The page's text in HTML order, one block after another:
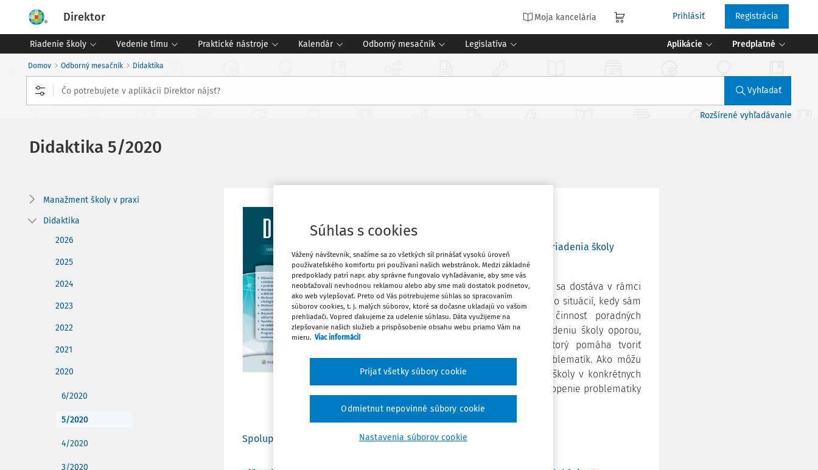
Direktor Moja kancelária Prihlásiť Registrácia
Riadenie školy Vedenie tímu Praktické nástroje Kalendár Odborný mesačník Legislatíva Aplikácie Predplatné
Domov Odborný mesačník Didaktika
Vyhľadať
Rozšírené vyhľadávanie
Didaktika 5/2020
Manažment školy v praxi
Didaktika
2026
2025
2024
2023
2022
2021
2020
6/2020
5/2020
4/2020
3/2020
Téma mesiaca
Boj proti šikane ako súčasť metodického riadenia školy
Mgr. Peter Lengyel PhD.
Každý riaditeľ školy, školského zariadenia sa dostáva v rámci
svojich riadiacich a rozhodovacích úloh do situácií, kedy sám
nestačí na nejaký problém. Kvalitná činnosť poradných
metodických orgánov školy môže byť vedeniu školy oporou,
ale aj určitým odborným nástrojom, ktorý pomáha tvoriť
ucelenú sústavu riešení jednotlivých problematík. Ako môžu
poradné orgány školy pomáhať vedeniu školy v konkrétnych
situáciách? Pozrime sa na metodické uchopenie problematiky
šikanovania.
Spolupracujme, kolegovia!
Súhlas s cookies
Vážený návštevník, snažíme sa zo všetkých síl prinášať vysokú úroveň
používateľského komfortu pri používaní našich webstránok. Medzi základné
predpoklady patrí napr. aby správne fungovalo vyhľadávanie, aby sme vás
neobťažovali nevhodnou reklamou alebo aby sme mali dostatok podnetov,
ako web vylepšovať. Preto od Vás potrebujeme súhlas so spracovaním
súborov cookies, t. j. malých súborov, ktoré sa dočasne ukladajú vo vašom
prehliadači. Vopred ďakujeme za udelenie súhlasu. Dáta využijeme na
zlepšovanie našich služieb a prispôsobenie obsahu webu priamo Vám na
mieru. Viac informácií
Nastavenia súborov cookie
Odmietnut nepovinné súbory cookie
Prijať všetky súbory cookie